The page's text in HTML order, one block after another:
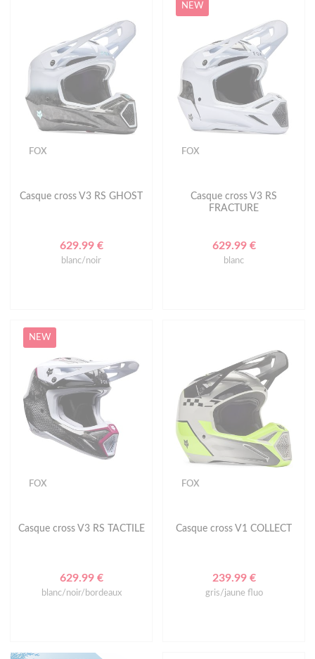
FOX
Casque cross V3 RS GHOST
629.99 €
blanc/noir
NEW
FOX
Casque cross V3 RS
FRACTURE
629.99 €
blanc
NEW
FOX
Casque cross V3 RS TACTILE
629.99 €
blanc/noir/bordeaux
FOX
Casque cross V1 COLLECT
239.99 €
gris/jaune fluo